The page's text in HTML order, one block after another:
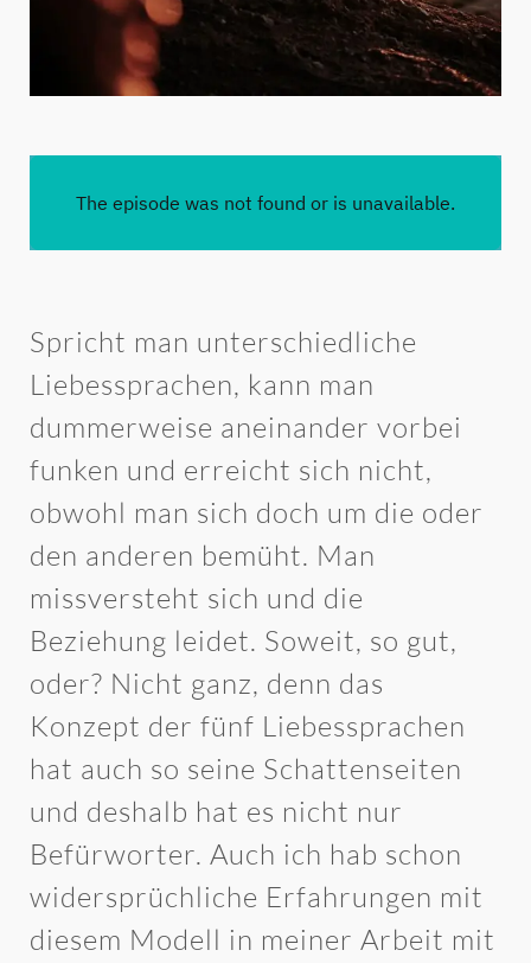
Spricht man unterschiedliche
Liebessprachen, kann man
dummerweise aneinander vorbei
funken und erreicht sich nicht,
obwohl man sich doch um die oder
den anderen bemüht. Man
missversteht sich und die
Beziehung leidet. Soweit, so gut,
oder? Nicht ganz, denn das
Konzept der fünf Liebessprachen
hat auch so seine Schattenseiten
und deshalb hat es nicht nur
Befürworter. Auch ich hab schon
widersprüchliche Erfahrungen mit
diesem Modell in meiner Arbeit mit